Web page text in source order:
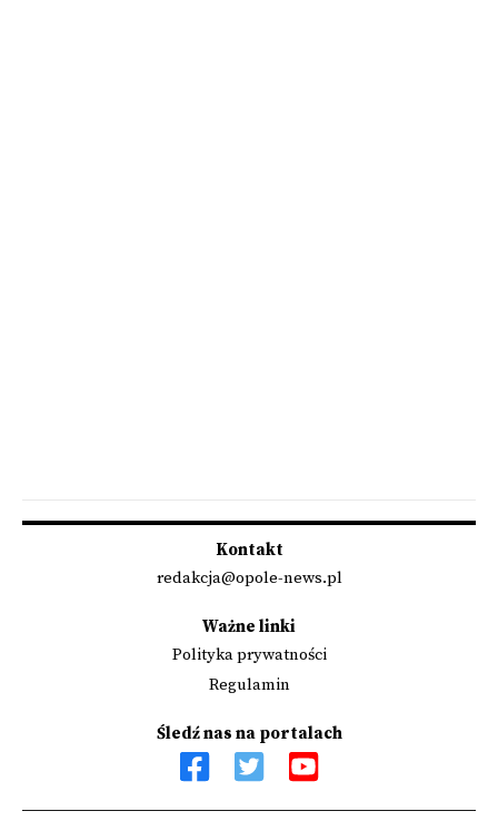
Kontakt
redakcja@opole-news.pl
Ważne linki
Polityka prywatności
Regulamin
Śledź nas na portalach